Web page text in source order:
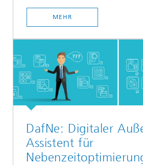
MEHR
DafNe: Digitaler
Assistent für